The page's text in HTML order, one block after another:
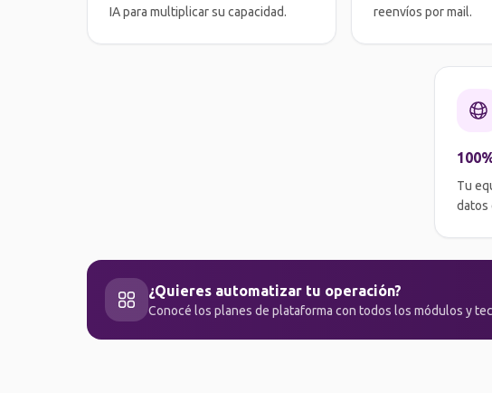
IA para multiplicar su capacidad.
reenvíos por mail.
Tu
datos
¿Quieres automatizar tu operación?
Conocé los planes de plataforma con todos los módulos y